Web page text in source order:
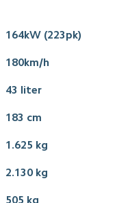
164kW (223pk)
180km/h
43 liter
183 cm
1.625 kg
2.130 kg
505 kg